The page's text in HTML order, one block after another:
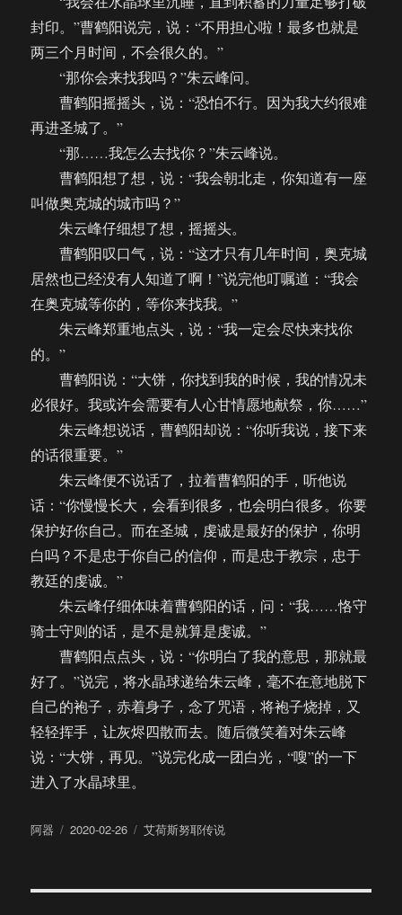
封印。”曹鹤阳说完，说：“不用担心啦！最多也就是
两三个月时间，不会很久的。”
“那你会来找我吗？”朱云峰问。
曹鹤阳摇摇头，说：“恐怕不行。因为我大约很难
再进圣城了。”
“那……我怎么去找你？”朱云峰说。
曹鹤阳想了想，说：“我会朝北走，你知道有一座
叫做奥克城的城市吗？”
朱云峰仔细想了想，摇摇头。
曹鹤阳叹口气，说：“这才只有几年时间，奥克城
居然也已经没有人知道了啊！”说完他叮嘱道：“我会
在奥克城等你的，等你来找我。”
朱云峰郑重地点头，说：“我一定会尽快来找你
的。”
曹鹤阳说：“大饼，你找到我的时候，我的情况未
必很好。我或许会需要有人心甘情愿地献祭，你……”
朱云峰想说话，曹鹤阳却说：“你听我说，接下来
的话很重要。”
朱云峰便不说话了，拉着曹鹤阳的手，听他说
话：“你慢慢长大，会看到很多，也会明白很多。你要
保护好你自己。而在圣城，虔诚是最好的保护，你明
白吗？不是忠于你自己的信仰，而是忠于教宗，忠于
教廷的虔诚。”
朱云峰仔细体味着曹鹤阳的话，问：“我……恪守
骑士守则的话，是不是就算是虔诚。”
曹鹤阳点点头，说：“你明白了我的意思，那就最
好了。”说完，将水晶球递给朱云峰，毫不在意地脱下
自己的袍子，赤着身子，念了咒语，将袍子烧掉，又
轻轻挥手，让灰烬四散而去。随后微笑着对朱云峰
说：“大饼，再见。”说完化成一团白光，“嗖”的一下
进入了水晶球里。
作
阿器
发
2020-02-26
分
艾荷斯努耶传说